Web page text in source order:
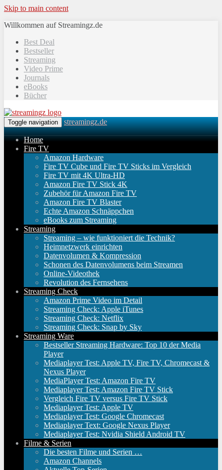
Skip to main content
Willkommen auf Streamingz.de
Best Deal
Bestseller
Streaming
Video Prime
Journals
eBooks
Bücher
Toggle navigation streamingz.de
Home
Fire TV
Amazon Hardware
Fire TV Cube und Fire TV Sticks im Vergleich
Fire TV mit 4K Ultra-HD
Amazon Fire TV Stick 4K
Zubehör für Amazon Fire TV
Amazon Fire TV Blaster
Echte Amazon Schnäppchen
eBooks zum Streaming
Streaming
Streaming – wie funktioniert die Technik?
Heimnetzwerk einrichten
Datenvolumen & Kompression
Schonen des Datenvolumens beim Streamen
Online-Videothek
Revolution des Fernsehens
Streaming Check
Amazon Prime Video im Detail
Streaming Check: Apple iTunes
Streaming Check: Netflix
Streaming Check: Snap by Sky
Streaming Ware
Bestseller Streaming Hardware: Top 10 der Media
Player
Mediaplayer Test: Apple TV, Fire TV, Chromecast &
Nexus Player
MediaPlayer Test: Amazon Fire TV
Mediaplayer Test: Amazon Fire TV Stick
Vergleich Fire TV versus Fire TV Stick
Mediaplayer Test: Apple TV
Mediaplayer Test: Google Chromecast
Mediaplayer Text: Google Nexus Player
Mediaplayer Test: Nvidia Shield Android TV
Filme & Serien
Die besten Filme und Serien …
Amazon Channels